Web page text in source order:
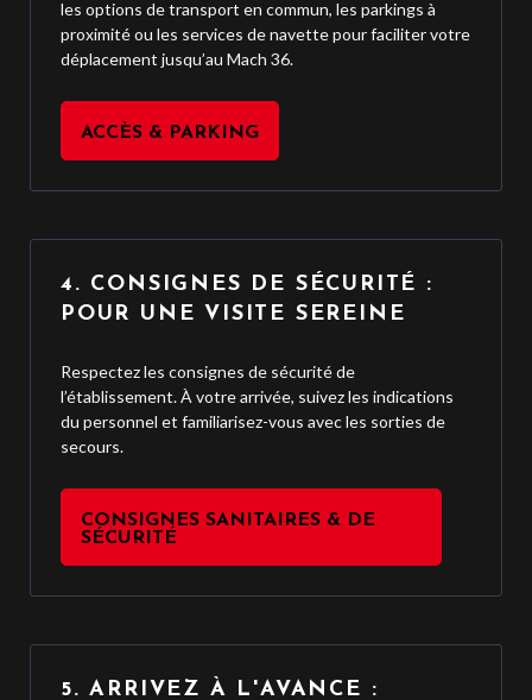
les options de transport en commun, les parkings à
proximité ou les services de navette pour faciliter votre
déplacement jusqu’au Mach 36.
ACCÈS & PARKING
4. CONSIGNES DE SÉCURITÉ :
POUR UNE VISITE SEREINE
Respectez les consignes de sécurité de
l’établissement. À votre arrivée, suivez les indications
du personnel et familiarisez-vous avec les sorties de
secours.
CONSIGNES SANITAIRES & DE
SÉCURITÉ
5. ARRIVEZ À L'AVANCE :